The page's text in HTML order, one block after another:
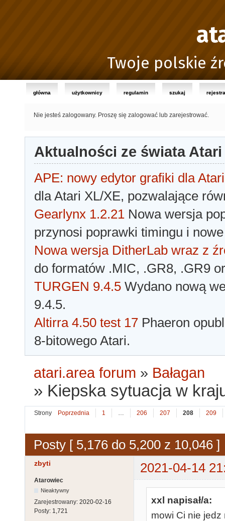
Twoje polskie
główna użytkownicy regulamin szukaj
Nie jesteś zalogowany. Proszę się zalogować lub zarejestrować.
Aktualności ze świata Atari
APE: nowy edytor grafiki dla Atari
dla Atari XL/XE, pozwalające
Gearlynx 1.2.21 Nowa wersja
przynosi poprawki timingu i
Nowa wersja DitherLab wraz z
do formatów .MIC, .GR8, .GR9
TURGEN 9.4.5 Wydano nową
9.4.5.
Altirra 4.50 test 17 Phaeron
8-bitowego Atari.
atari.area forum » Bałagan
» Kiepska sytuacja w
Strony Poprzednia 1 … 206 207 208 209
Posty [ 5,176 do 5,200 z 10,046 ]
zbyti 2021-04-14
Atarowiec
Nieaktywny
Zarejestrowany: 2020-02-16
Posty: 1,721
xxl napisał/a:
mowi Ci nie